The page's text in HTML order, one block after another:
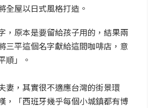
全屋以日式風格打造。
，原本是要留給孩子用的，結果兩
三平這個名字獻給這間咖啡店，意
順」。
妻，其實很不適應台灣的街景環
，「西班牙幾乎每個小城鎮都有博